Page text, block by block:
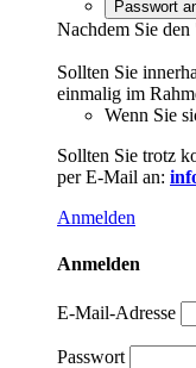
Passwort
Nachdem Sie
Sollten Sie
einmalig im
Wenn Sie
Sollten Sie trotz
per E-Mail an:
Anmelden
Anmelden
E-Mail-Adresse
Passwort